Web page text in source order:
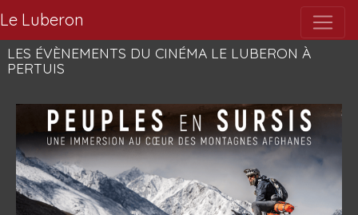
Le Luberon
LES ÉVÈNEMENTS DU CINÉMA LE LUBERON À
PERTUIS